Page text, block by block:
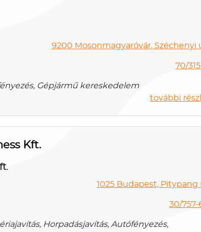
9200 Mosonmagyaróvár, Széchenyi
70/
Gépjármű kereskedelem
további
Kft.
1025 Budapest, Pitypang
30/757-
Horpadásjavítás, Autófényezés,